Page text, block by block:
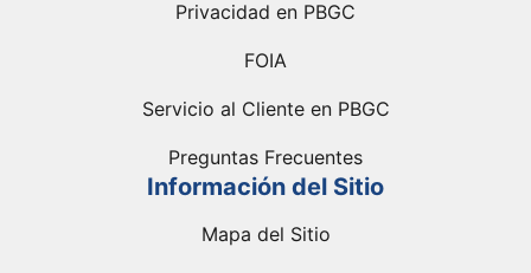
Privacidad en PBGC
FOIA
Servicio al Cliente en PBGC
Preguntas Frecuentes
Información del Sitio
Mapa del Sitio